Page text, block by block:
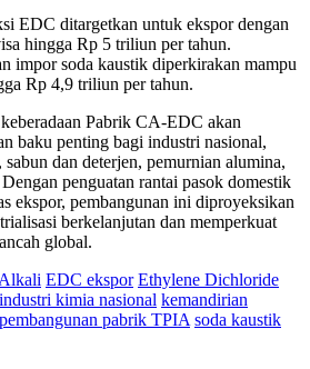
EDC ditargetkan untuk ekspor dengan
hingga Rp 5 triliun per tahun.
impor soda kaustik diperkirakan mampu
Rp 4,9 triliun per tahun.
Pabrik CA-EDC akan
baku penting bagi industri nasional,
dan deterjen, pemurnian alumina,
penguatan rantai pasok domestik
ekspor, pembangunan ini diproyeksikan
berkelanjutan dan memperkuat
global.
EDC ekspor Ethylene Dichloride
industri kimia nasional kemandirian
pembangunan pabrik TPIA soda kaustik